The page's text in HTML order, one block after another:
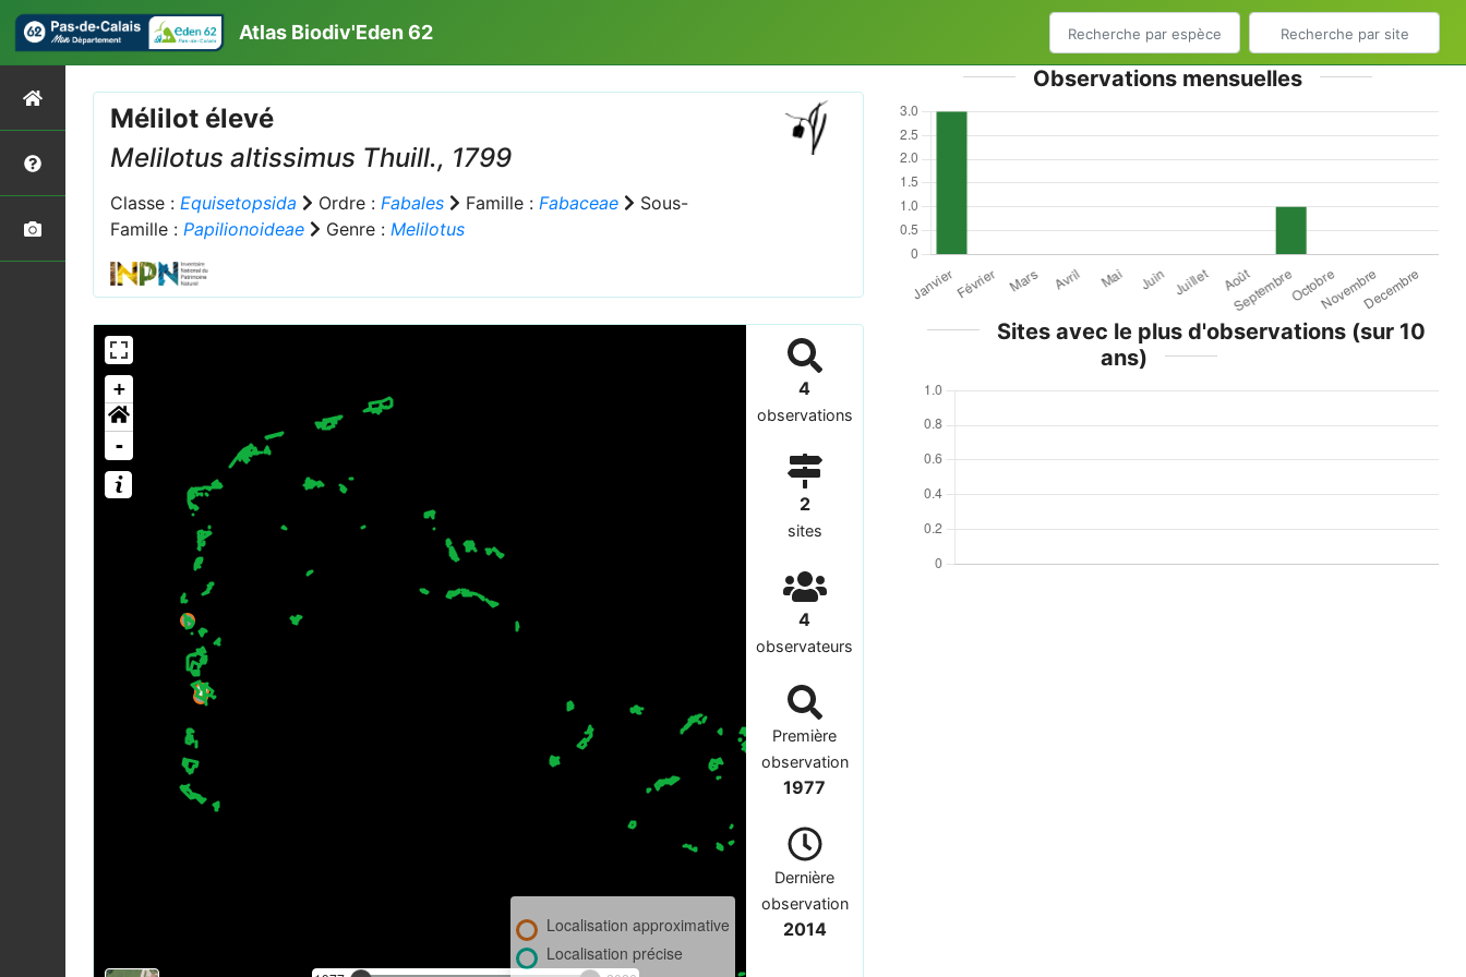
Atlas Biodiv'Eden 62
Mélilot élevé
Melilotus altissimus Thuill., 1799
Classe : Equisetopsida Ordre : Fabales Famille : Fabaceae
Sous-
Famille : Papilionoideae Genre : Melilotus
+
-
Localisation approximative
Localisation précise
4
observations
2
sites
4
observateurs
Première
observation
1977
Dernière
observation
2014
Observations mensuelles
Sites avec le plus d'observations (sur 10
ans)